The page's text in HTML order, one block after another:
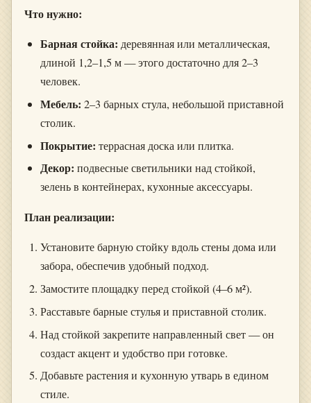
Что нужно:
Барная стойка: деревянная или металлическая,
длиной 1,2–1,5 м — этого достаточно для 2–3
человек.
Мебель: 2–3 барных стула, небольшой приставной
столик.
Покрытие: террасная доска или плитка.
Декор: подвесные светильники над стойкой,
зелень в контейнерах, кухонные аксессуары.
План реализации:
Установите барную стойку вдоль стены дома или
забора, обеспечив удобный подход.
Замостите площадку перед стойкой (4–6 м²).
Расставьте барные стулья и приставной столик.
Над стойкой закрепите направленный свет — он
создаст акцент и удобство при готовке.
Добавьте растения и кухонную утварь в едином
стиле.